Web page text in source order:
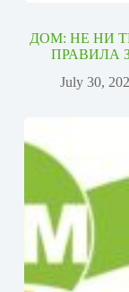
ДОМ: НЕ НИ
ПРАВИЛА
July 30,